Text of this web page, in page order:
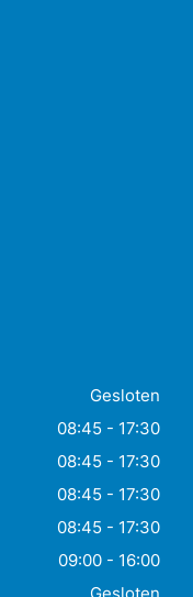
Gesloten
08:45 - 17:30
08:45 - 17:30
08:45 - 17:30
08:45 - 17:30
09:00 - 16:00